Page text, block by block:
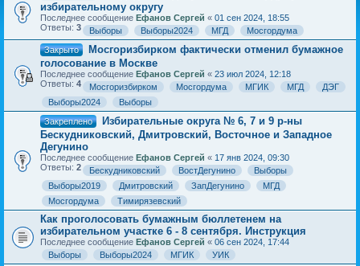
избирательному округу
Последнее сообщение Ефанов Сергей « 01 сен 2024, 18:55
Ответы: 3 Выборы Выборы2024 МГД
Мосгордума
Закрыто
Мосгоризбирком фактически отменил бумажное
голосование в Москве
Последнее сообщение Ефанов Сергей « 23 июл 2024, 12:18
Ответы: 4 Мосгоризбирком Мосгордума МГИК МГД
ДЭГ
Выборы2024
Выборы
Закреплено
Избирательные округа № 6, 7 и 9 р-ны
Бескудниковский, Дмитровский, Восточное и Западное
Дегунино
Последнее сообщение Ефанов Сергей « 17 янв 2024, 09:30
Ответы: 2 Бескудниковский ВостДегунино
Выборы
Выборы2019
Дмитровский ЗапДегунино
МГД
Мосгордума
Тимирязевский
Как проголосовать бумажным бюллетенем на
избирательном участке 6 - 8 сентября. Инструкция
Последнее сообщение Ефанов Сергей « 06 сен 2024, 17:44
Выборы
Выборы2024 МГИК УИК